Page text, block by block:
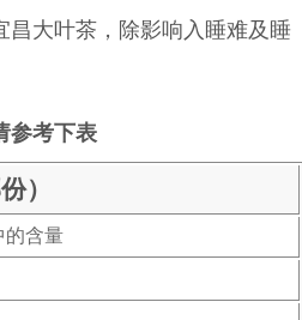
昌大叶茶，除影响入睡难及睡
参考下表
）
的含量